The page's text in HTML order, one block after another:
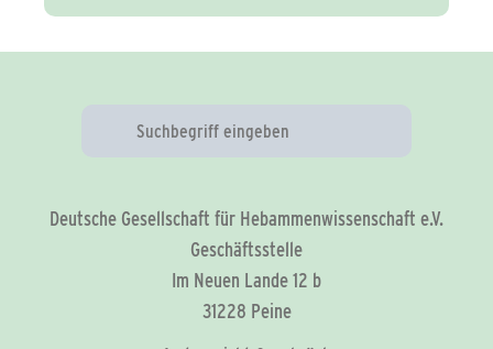
Deutsche Gesellschaft für Hebammenwissenschaft e.V.
Geschäftsstelle
Im Neuen Lande 12 b
31228 Peine